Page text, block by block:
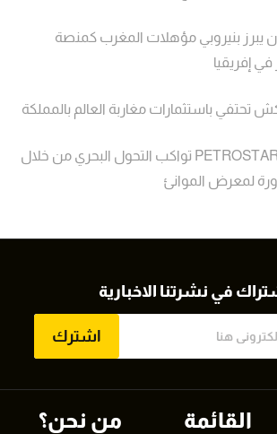
يبرز بنيروبي مؤهلات المغرب كمنصة
في إفريقيا
تحتفي باستثمارات مغاربة العالم بالمملكة
PETROSTAR MAROC تواكب التحول البحري من خلال
لمعرض الموانئ
في نشرتنا الاخبارية
اشترك
القائمة
من نحن؟